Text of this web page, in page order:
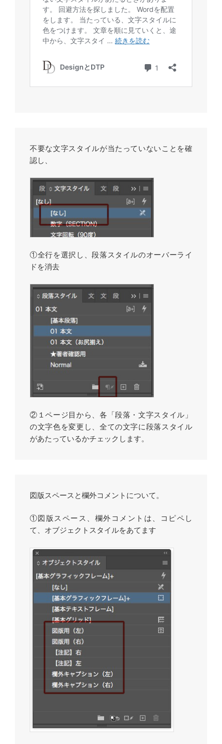
不要な文字スタイルが当たっていないことを確
認し、
①全行を選択し、段落スタイルのオーバーライ
ドを消去
②１ページ目から、各「段落・文字スタイル」
の文字色を変更し、全ての文字に段落スタイル
があたっているかチェックします。
図版スペースと欄外コメントについて。
①図版スペース、欄外コメントは、コピペし
て、オブジェクトスタイルをあてます